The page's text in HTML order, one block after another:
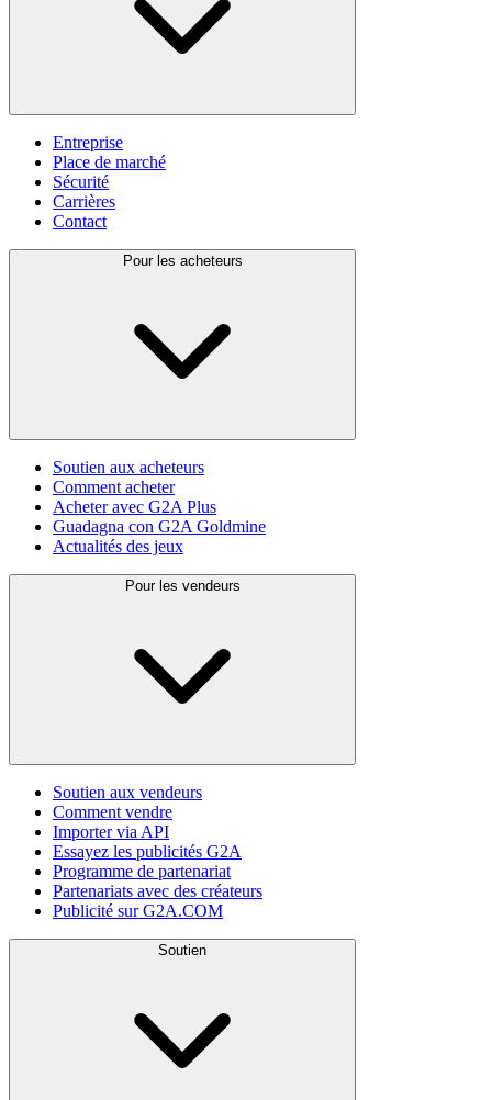
Entreprise
Place de marché
Sécurité
Carrières
Contact
Pour les acheteurs
Soutien aux acheteurs
Comment acheter
Acheter avec G2A Plus
Guadagna con G2A Goldmine
Actualités des jeux
Pour les vendeurs
Soutien aux vendeurs
Comment vendre
Importer via API
Essayez les publicités G2A
Programme de partenariat
Partenariats avec des créateurs
Publicité sur G2A.COM
Soutien